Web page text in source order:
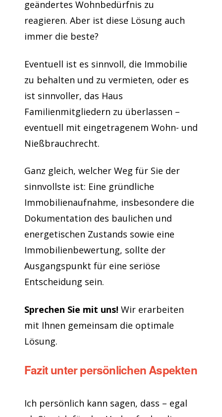
geändertes Wohnbedürfnis zu
reagieren. Aber ist diese Lösung auch
immer die beste?
Eventuell ist es sinnvoll, die Immobilie
zu behalten und zu vermieten, oder es
ist sinnvoller, das Haus
Familienmitgliedern zu überlassen –
eventuell mit eingetragenem Wohn- und
Nießbrauchrecht.
Ganz gleich, welcher Weg für Sie der
sinnvollste ist: Eine gründliche
Immobilienaufnahme, insbesondere die
Dokumentation des baulichen und
energetischen Zustands sowie eine
Immobilienbewertung, sollte der
Ausgangspunkt für eine seriöse
Entscheidung sein.
Sprechen Sie mit uns! Wir erarbeiten
mit Ihnen gemeinsam die optimale
Lösung.
Fazit unter persönlichen Aspekten
Ich persönlich kann sagen, dass – egal